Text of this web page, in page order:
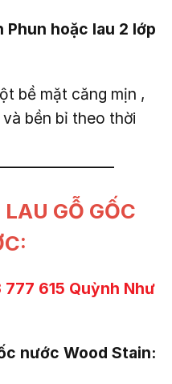
Phun hoặc lau 2 lớp
bề mặt căng mịn ,
bền bỉ theo thời
GỖ GỐC
615 Quỳnh Như
nước Wood Stain: